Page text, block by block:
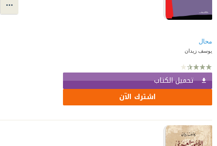
محال
يوسف زيدان
تحميل الكتاب
اشترك الآن